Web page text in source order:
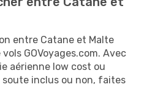
entre Catane et Malte
GOVoyages.com. Avec
aérienne low cost ou
inclus ou non, faites